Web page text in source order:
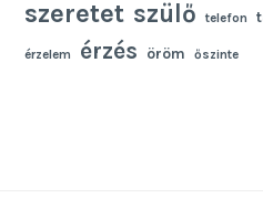
szeretet szülő telefon
érzelem érzés öröm őszinte